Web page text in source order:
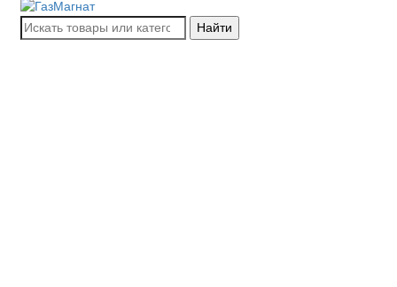
Найти